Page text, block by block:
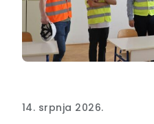
14. srpnja 2026.